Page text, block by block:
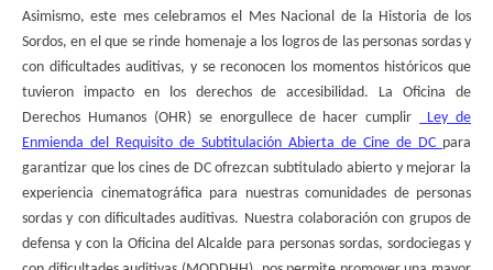
Asimismo, este mes celebramos el Mes Nacional de la Historia de los
Sordos, en el que se rinde homenaje a los logros de las personas sordas y
con dificultades auditivas, y se reconocen los momentos históricos que
tuvieron impacto en los derechos de accesibilidad. La Oficina de
Derechos Humanos (OHR) se enorgullece de hacer cumplir
Ley de
Enmienda del Requisito de Subtitulación Abierta de Cine de DC para
garantizar que los cines de DC ofrezcan subtitulado abierto y mejorar la
experiencia cinematográfica para nuestras comunidades de personas
sordas y con dificultades auditivas. Nuestra colaboración con grupos de
defensa y con la Oficina del Alcalde para personas sordas, sordociegas y